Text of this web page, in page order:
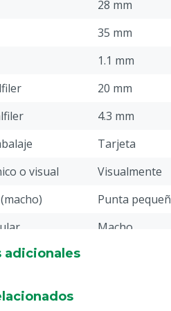
28 mm
35 mm
1.1 mm
20 mm
4.3 mm
Tarjeta
o visual
Visualmente
Punta
Macho
adicionales